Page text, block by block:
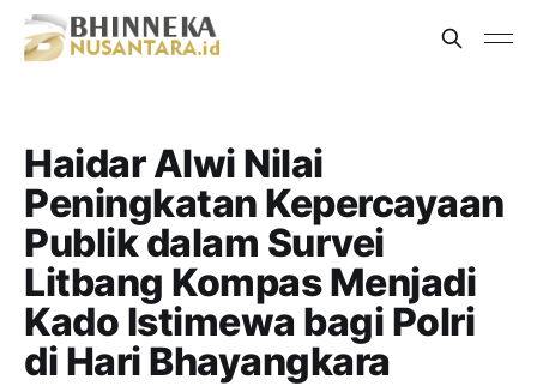
Haidar Alwi Nilai
Peningkatan Kepercayaan
Publik dalam Survei
Litbang Kompas Menjadi
Kado Istimewa bagi Polri
di Hari Bhayangkara